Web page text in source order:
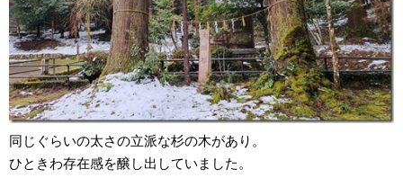
同じぐらいの太さの立派な杉の木があり。
ひときわ存在感を醸し出していました。